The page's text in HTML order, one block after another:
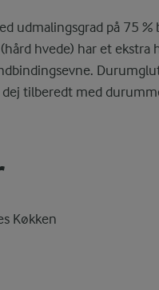
udmalingsgrad på 75
hvede) har et
dej tilberedt med
Køkken